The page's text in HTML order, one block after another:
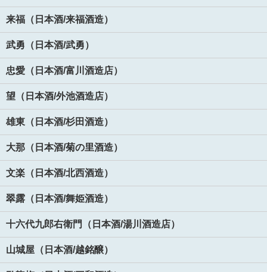
来福（日本酒/来福酒造）
武勇（日本酒/武勇）
忠愛（日本酒/富川酒造店）
望（日本酒/外池酒造店）
雄東（日本酒/杉田酒造）
大那（日本酒/菊の里酒造）
文楽（日本酒/北西酒造）
翠露（日本酒/舞姫酒造）
十六代九郎右衛門（日本酒/湯川酒造店）
山城屋（日本酒/越銘醸）